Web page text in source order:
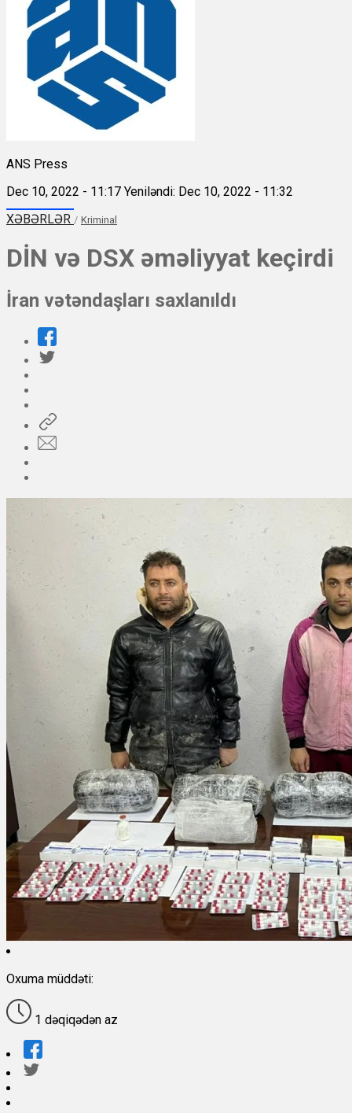
ANS Press
Dec 10, 2022 - 11:17 Yeniləndi: Dec 10, 2022 - 11:32
XƏBƏRLƏR / Kriminal
DİN və DSX əməliyyat keçirdi
İran vətəndaşları saxlanıldı
Oxuma müddəti:
1 dəqiqədən az